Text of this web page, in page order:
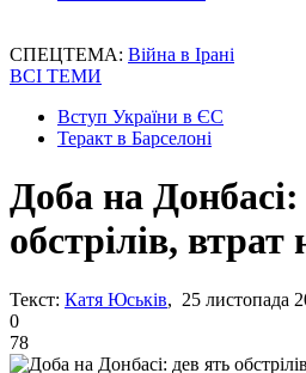
СПЕЦТЕМА: Війна в Ірані
ВСІ ТЕМИ
Вступ України в ЄС
Теракт в Барселоні
Доба на
обстрілів, втрат
Текст: Катя Юськів, 25 листопада
0
78